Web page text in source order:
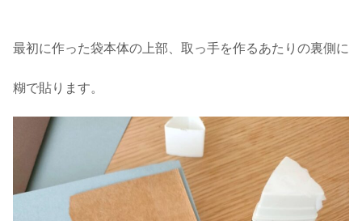
最初に作った袋本体の上部、取っ手を作るあたりの裏側に
糊で貼ります。